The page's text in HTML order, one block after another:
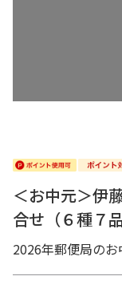
＜お中元＞
合せ（６種７
2026年郵便局の